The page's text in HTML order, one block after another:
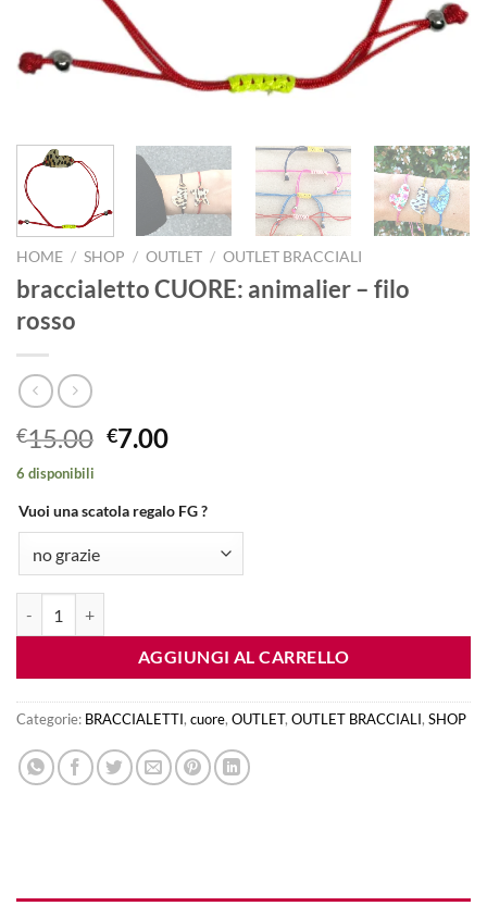
HOME / SHOP / OUTLET / OUTLET BRACCIALI
braccialetto CUORE: animalier – filo
rosso
€15.00 Il
era:
€15.00.
€7.00Il
è:
€7.00.
6 disponibili
Vuoi una scatola regalo FG ?
AGGIUNGI AL CARRELLO
Categorie: BRACCIALETTI, cuore, OUTLET, OUTLET BRACCIALI, SHOP